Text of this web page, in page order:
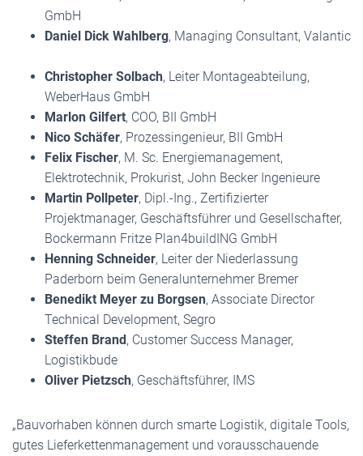
GmbH
Daniel Dick Wahlberg, Managing Consultant, Valantic
Christopher Solbach, Leiter Montageabteilung,
WeberHaus GmbH
Marlon Gilfert, COO, BII GmbH
Nico Schäfer, Prozessingenieur, BII GmbH
Felix Fischer, M. Sc. Energiemanagement,
Elektrotechnik, Prokurist, John Becker Ingenieure
Martin Pollpeter, Dipl.-Ing., Zertifizierter
Projektmanager, Geschäftsführer und Gesellschafter,
Bockermann Fritze Plan4buildING GmbH
Henning Schneider, Leiter der Niederlassung
Paderborn beim Generalunternehmer Bremer
Benedikt Meyer zu Borgsen, Associate Director
Technical Development, Segro
Steffen Brand, Customer Success Manager,
Logistikbude
Oliver Pietzsch, Geschäftsführer, IMS
„Bauvorhaben können durch smarte Logistik, digitale Tools,
gutes Lieferkettenmanagement und vorausschauende